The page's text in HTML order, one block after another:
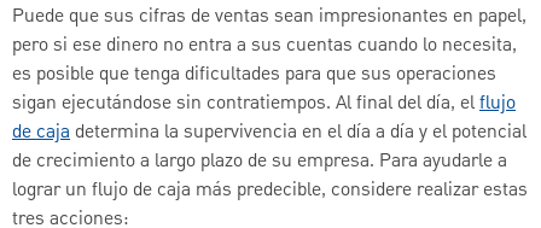
Puede que sus cifras de ventas sean impresionantes en papel,
pero si ese dinero no entra a sus cuentas cuando lo necesita,
es posible que tenga dificultades para que sus operaciones
sigan ejecutándose sin contratiempos. Al final del día, elflujo
de caja determina la supervivencia en el día a día y el potencial
de crecimiento a largo plazo de su empresa. Para ayudarle a
lograr un flujo de caja más predecible, considere realizar estas
tres acciones: